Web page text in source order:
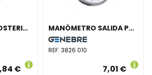
MANÓMETRO POSTERIOR BSP DIÁMETRO 63 GLICERINA 0-16 INOXIDABLE
€
MANÓMETRO SALIDA POSTERIOR 0-10 DIÁMETRO 63 INDICADOR ROJO
REF:3826 010
7,01 €